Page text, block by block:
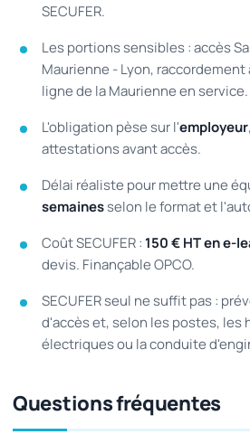
SECUFER.
Les portions sensibles : accès
Maurienne - Lyon,
ligne de la Maurienne en service.
L'obligation pèse sur l'employeur
attestations avant accès.
Délai réaliste pour mettre une
semainesselon le format et
Coût SECUFER : 150 € HT en e-
devis. Finançable OPCO.
SECUFER seul ne suffit pas :
d'accès et, selon les postes, les
électriques ou la conduite
Questions fréquentes